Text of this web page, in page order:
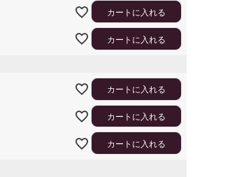
カートに入れる
カートに入れる
カートに入れる
カートに入れる
カートに入れる